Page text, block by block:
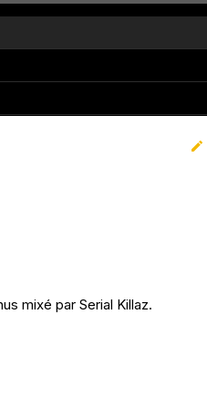

mixé par Serial Killaz.